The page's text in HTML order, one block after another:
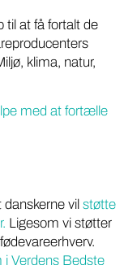
til at få fortalt de
klima, natur,
med at fortælle
vil støtte
Ligesom vi støtter
i Verdens Bedste